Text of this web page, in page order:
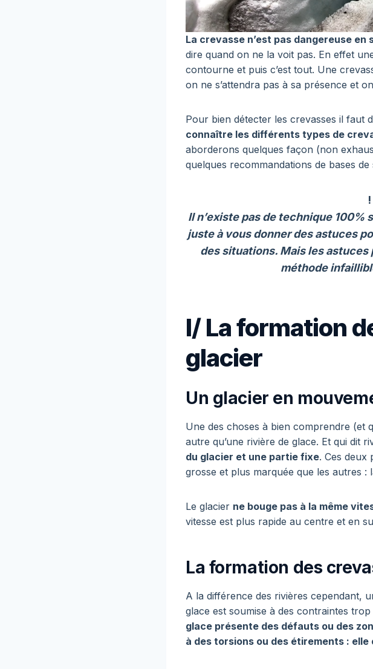
La crevasse n’est pas dangereuse en
dire quand on ne la voit pas. En effet
contourne et puis c’est tout. Une
on ne s’attendra pas à sa présence et
Pour bien détecter les crevasses il faut
connaître les différents types de
aborderons quelques façon (non
quelques recommandations de bases de
Il n’existe pas de technique
juste à vous donner des astuces
des situations. Mais les
méthode
I/ La formation
glacier
Un glacier en
Une des choses à bien comprendre (et
autre qu’une rivière de glace. Et qui dit
du glacier et une partie fixe. Ces deux
grosse et plus marquée que les autres :
Le glacier ne bouge pas à la même
vitesse est plus rapide au centre et en
La formation des
A la différence des rivières cependant,
glace est soumise à des contraintes
glace présente des défauts ou des
à des torsions ou des étirements :